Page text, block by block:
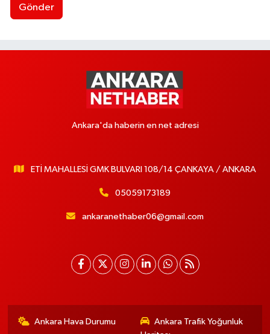
Gönder
Ankara'da haberin en net adresi
ETİ MAHALLESİ GMK BULVARI 108/14 ÇANKAYA / ANKARA
05059173189
ankaranethaber06@gmail.com
Ankara Hava Durumu
Ankara Trafik Yoğunluk